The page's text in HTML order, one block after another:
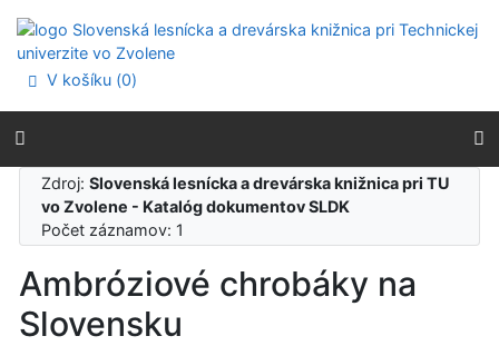
Prejsť na menu
Prehlásenie o webovej prístupnosti
V košíku (0)
Zdroj:Slovenská lesnícka a drevárska knižnica pri TU
vo Zvolene - Katalóg dokumentov SLDK
Počet záznamov: 1
Ambróziové chrobáky na
Slovensku